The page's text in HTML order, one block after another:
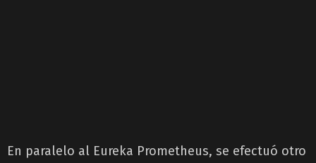
En paralelo al Eureka Prometheus, se efectuó otro